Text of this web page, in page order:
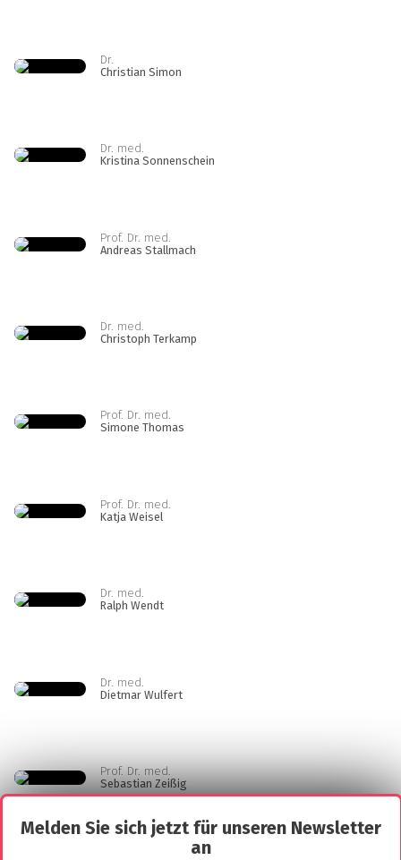
Dr.
Christian Simon
Dr. med.
Kristina Sonnenschein
Prof. Dr. med.
Andreas Stallmach
Dr. med.
Christoph Terkamp
Prof. Dr. med.
Simone Thomas
Prof. Dr. med.
Katja Weisel
Dr. med.
Ralph Wendt
Dr. med.
Dietmar Wulfert
Prof. Dr. med.
Sebastian Zeißig
Melden Sie sich jetzt für unseren Newsletter
an